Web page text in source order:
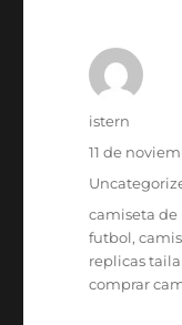
Autor
istern
Publicado
11 de
Categorías
Etiquetas
camiseta de
futbol,
replicas
comprar